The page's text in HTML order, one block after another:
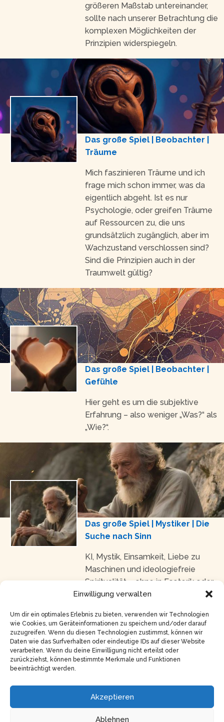
Einwilligung verwalten
Um dir ein optimales Erlebnis zu bieten, verwenden wir Technologien
wie Cookies, um Geräteinformationen zu speichern und/oder darauf
zuzugreifen. Wenn du diesen Technologien zustimmst, können wir
Daten wie das Surfverhalten oder eindeutige IDs auf dieser Website
verarbeiten. Wenn du deine Einwilligung nicht erteilst oder
zurückziehst, können bestimmte Merkmale und Funktionen
beeinträchtigt werden.
Akzeptieren
Ablehnen
größeren Maßstab untereinander,
sollte nach unserer Betrachtung die
komplexen Möglichkeiten der
Prinzipien widerspiegeln.
Das große Spiel | Beobachter |
Träume
Mich faszinieren Träume und ich
frage mich schon immer, was da
eigentlich abgeht. Ist es nur
Psychologie, oder greifen Träume
auf Ressourcen zu, die uns
grundsätzlich zugänglich, aber im
Wachzustand verschlossen sind?
Sind die Prinzipien auch in der
Traumwelt gültig?
Das große Spiel | Beobachter |
Gefühle
Hier geht es um die subjektive
Erfahrung – also weniger „Was?“ als
„Wie?“.
Das große Spiel | Mystiker | Die
Suche nach Sinn
KI, Mystik, Einsamkeit, Liebe zu
Maschinen und ideologiefreie
Spiritualität – ohne in Esoterik oder
Dogmatik abzurutschen.
Zum Lotsendienst: Kneipentour
INSERT_STEADY_NEWSLETTER_SIGNUP_HERE
Datenschutz